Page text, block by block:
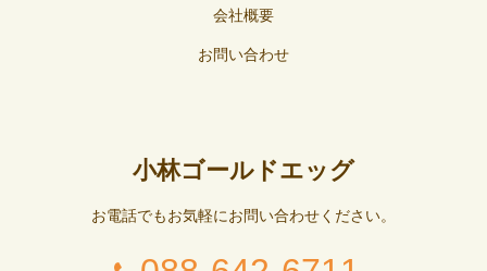
会社概要
お問い合わせ
小林ゴールドエッグ
お電話でもお気軽にお問い合わせください。